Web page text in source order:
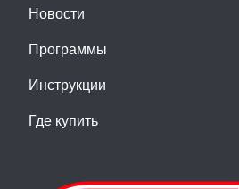
Новости
Программы
Инструкции
Где купить